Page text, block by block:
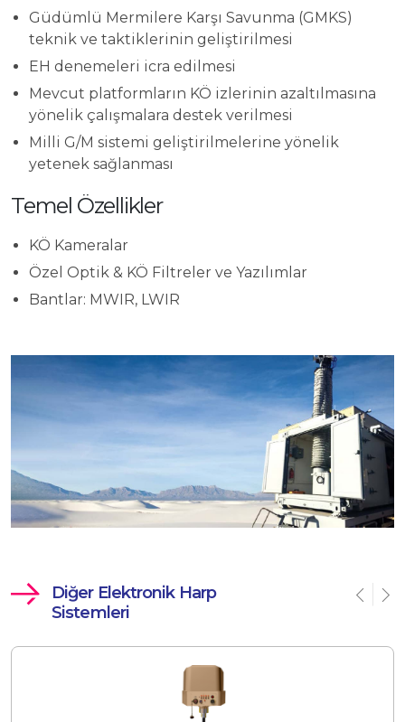
Güdümlü Mermilere Karşı Savunma (GMKS)
teknik ve taktiklerinin geliştirilmesi
EH denemeleri icra edilmesi
Mevcut platformların KÖ izlerinin azaltılmasına
yönelik çalışmalara destek verilmesi
Milli G/M sistemi geliştirilmelerine yönelik
yetenek sağlanması
Temel Özellikler
KÖ Kameralar
Özel Optik & KÖ Filtreler ve Yazılımlar
Bantlar: MWIR, LWIR
Diğer Elektronik Harp
Sistemleri